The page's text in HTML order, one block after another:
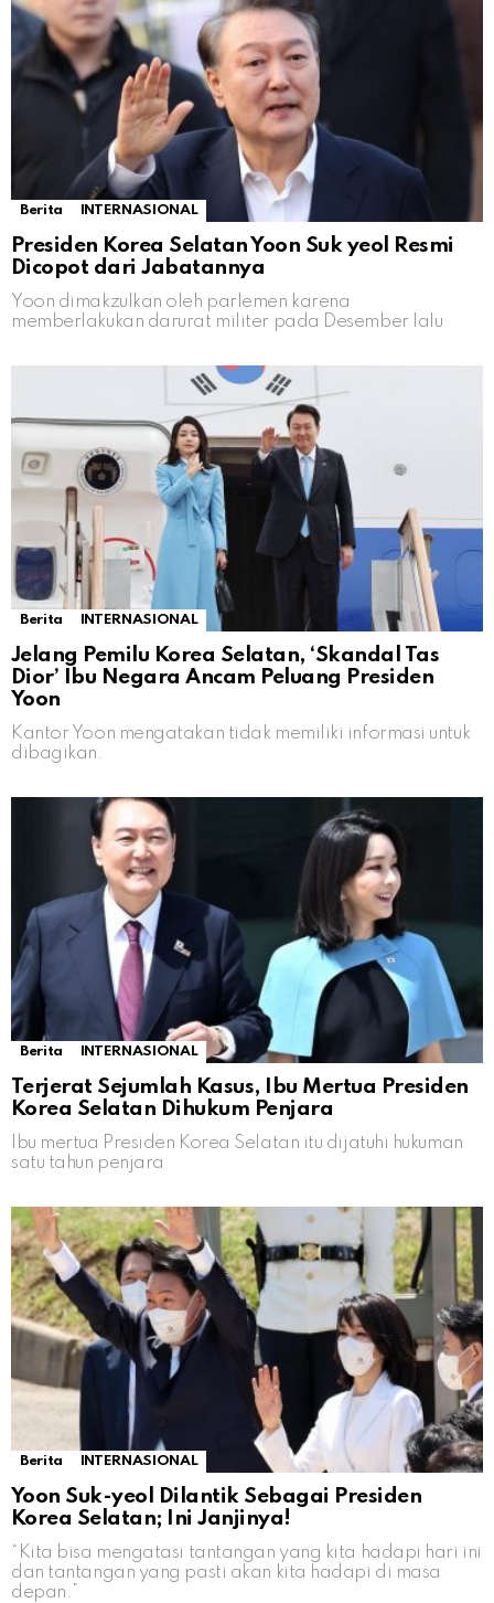
Berita INTERNASIONAL
Presiden Korea Selatan Yoon Suk yeol Resmi
Dicopot dari Jabatannya
Yoon dimakzulkan oleh parlemen karena
memberlakukan darurat militer pada Desember lalu
Berita INTERNASIONAL
Jelang Pemilu Korea Selatan, ‘Skandal Tas
Dior’ Ibu Negara Ancam Peluang Presiden
Yoon
Kantor Yoon mengatakan tidak memiliki informasi untuk
dibagikan.
Berita INTERNASIONAL
Terjerat Sejumlah Kasus, Ibu Mertua Presiden
Korea Selatan Dihukum Penjara
Ibu mertua Presiden Korea Selatan itu dijatuhi hukuman
satu tahun penjara
Berita INTERNASIONAL
Yoon Suk-yeol Dilantik Sebagai Presiden
Korea Selatan; Ini Janjinya!
“Kita bisa mengatasi tantangan yang kita hadapi hari ini
dan tantangan yang pasti akan kita hadapi di masa
depan.”